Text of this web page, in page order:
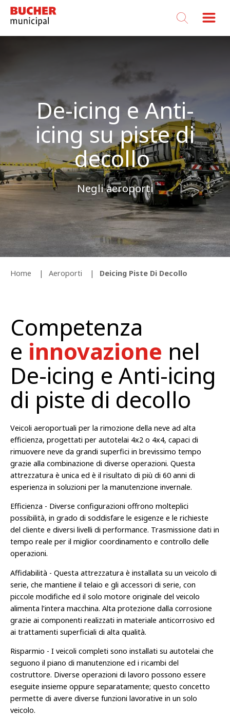
Bucher
Municipal
De-icing e Anti-
icing su piste di
decollo
Negli aeroporti
Home Aeroporti Deicing Piste Di Decollo
Competenza
e innovazione nel
De-icing e Anti-icing
di piste di decollo
Veicoli aeroportuali per la rimozione della neve ad alta
efficienza, progettati per autotelai 4x2 o 4x4, capaci di
rimuovere neve da grandi superfici in brevissimo tempo
grazie alla combinazione di diverse operazioni. Questa
attrezzatura è unica ed è il risultato di più di 60 anni di
esperienza in soluzioni per la manutenzione invernale.
Efficienza - Diverse configurazioni offrono molteplici
possibilità, in grado di soddisfare le esigenze e le richieste
del cliente e diversi livelli di performance. Trasmissione dati in
tempo reale per il miglior coordinamento e controllo delle
operazioni.
Affidabilità - Questa attrezzatura è installata su un veicolo di
serie, che mantiene il telaio e gli accessori di serie, con
piccole modifiche ed il solo motore originale del veicolo
alimenta l’intera macchina. Alta protezione dalla corrosione
grazie ai componenti realizzati in materiale anticorrosivo ed
ai trattamenti superficiali di alta qualità.
Risparmio - I veicoli completi sono installati su autotelai che
seguono il piano di manutenzione ed i ricambi del
costruttore. Diverse operazioni di lavoro possono essere
eseguite insieme oppure separatamente; questo concetto
permette di avere diverse funzioni lavorative in un solo
veicolo.